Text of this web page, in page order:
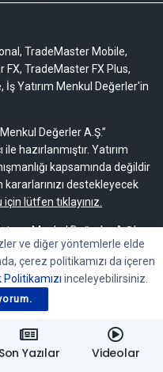
TradeMaster Mobile,
FX, TradeMaster FX Plus,
İş Yatırım Menkul Değerler'in
Değerler A.Ş.”
hazırlanmıştır. Yatırım
kapsamında değildir
destekleyecek
için lütfen tıklayınız.
Menkul Değerler A.Ş.’ye
başkaları tarafından
çoğaltılamaz,
ve diğer yöntemlerle elde
çerez politikamızı da içeren
inceleyebilirsiniz.
Son Yazılar Videolar